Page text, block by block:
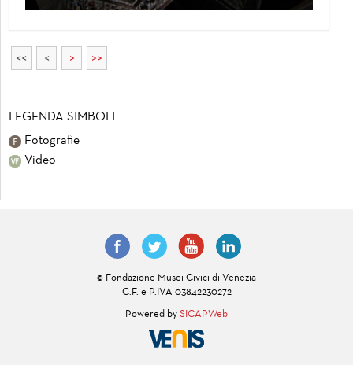
<< < > >>
LEGENDA SIMBOLI
Fotografie
Video
© Fondazione Musei Civici di Venezia
C.F. e P.IVA 03842230272
Powered by SICAPWeb